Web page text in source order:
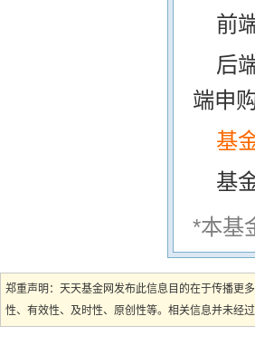
前
后
端申
基
基
*本基
郑重声明：天天基金网发布此信息目的在于传播更
性、有效性、及时性、原创性等。相关信息并未经